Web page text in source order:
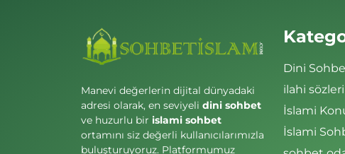
Manevi değerlerin dijital dünyadaki
adresi olarak, en seviyeli dini sohbet
ve huzurlu bir islami sohbet
ortamını siz değerli kullanıcılarımızla
buluşturuyoruz. Platformumuz
Dini
ilahi sözleri
İslami
İslami